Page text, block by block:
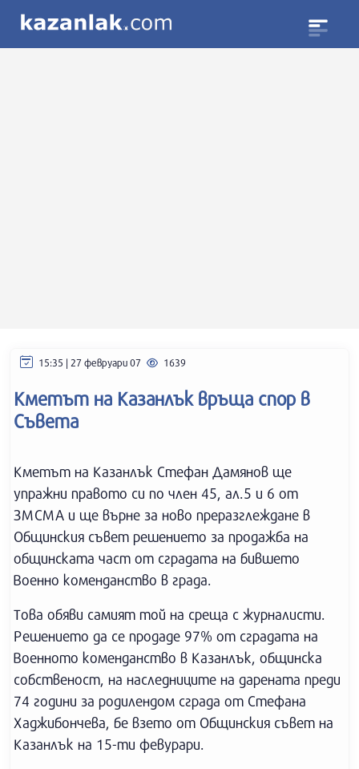
15:35 | 27 февруари 07 1639
Кметът на Казанлък връща спор в
Съвета
Кметът на Казанлък Стефан Дамянов ще
упражни правото си по член 45, ал.5 и 6 от
ЗМСМА и ще върне за ново преразглеждане в
Общинския съвет решението за продажба на
общинската част от сградата на бившето
Военно коменданство в града.
Това обяви самият той на среща с журналисти.
Решението да се продаде 97% от сградата на
Военното коменданство в Казанлък, общинска
собственост, на наследниците на дарената преди
74 години за родилендом сграда от Стефана
Хаджибончева, бе взето от Общинския съвет на
Казанлък на 15-ти февурари.